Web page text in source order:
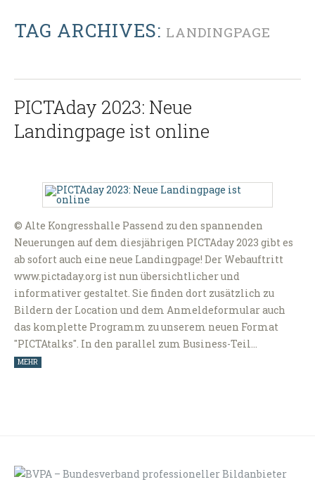
TAG ARCHIVES: LANDINGPAGE
PICTAday 2023: Neue
Landingpage ist online
© Alte Kongresshalle Passend zu den spannenden
Neuerungen auf dem diesjährigen PICTAday 2023 gibt es
ab sofort auch eine neue Landingpage! Der Webauftritt
www.pictaday.org ist nun übersichtlicher und
informativer gestaltet. Sie finden dort zusätzlich zu
Bildern der Location und dem Anmeldeformular auch
das komplette Programm zu unserem neuen Format
"PICTAtalks". In den parallel zum Business-Teil…
MEHR